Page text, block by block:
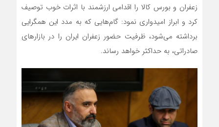
زعفران و بورس کالا را اقدامی ارزشمند با اثرات خوب توصیف
کرد و ابراز امیدواری نمود: گام‌هایی که به مدد این همگرایی
برداشته می‌شود، ظرفیت حضور زعفران ایران را در بازارهای
صادراتی، به حداکثر خواهد رساند.